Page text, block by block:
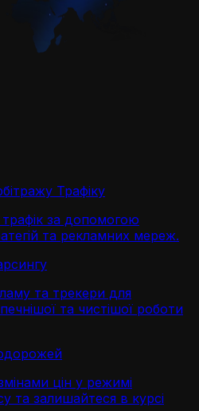
Трафіку
за допомогою
та рекламних мереж.
та трекери для
та чистішої роботи
цін у режимі
та залишайтеся в курсі